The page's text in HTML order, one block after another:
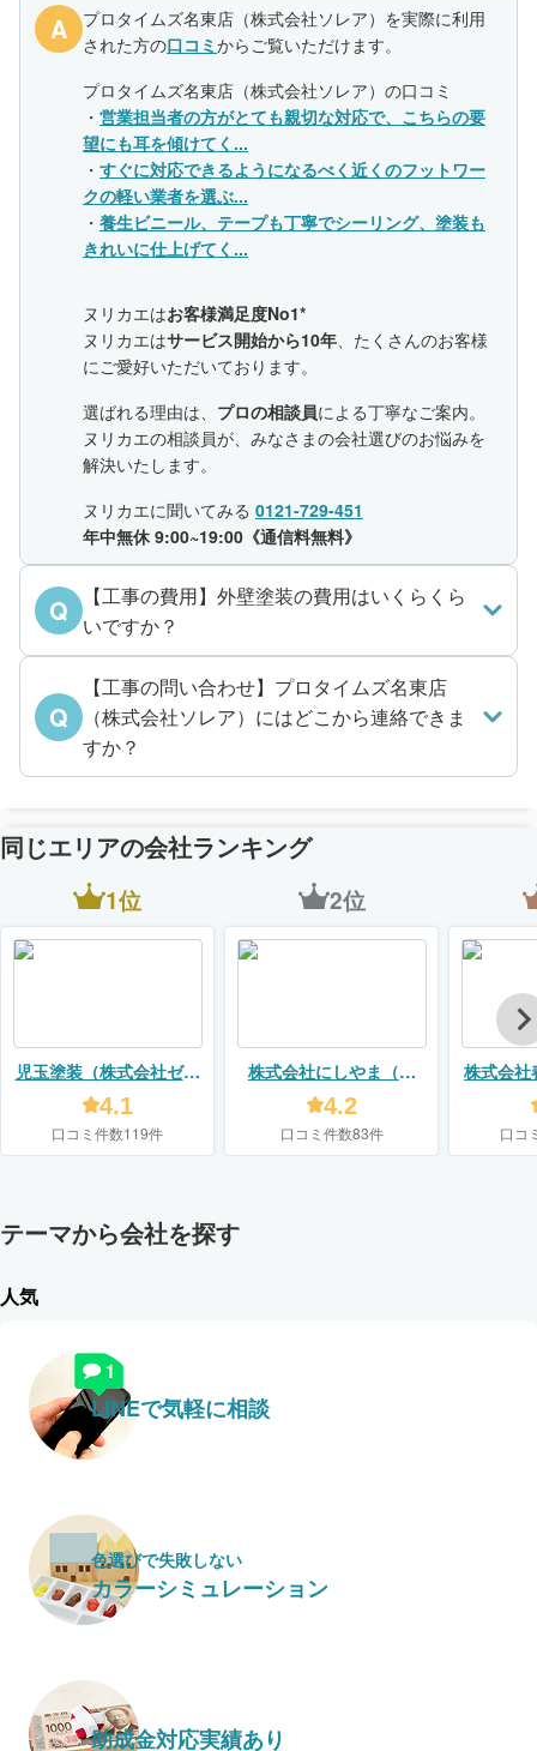
A
プロタイムズ名東店（株式会社ソレア）を実際に利用
された方の口コミからご覧いただけます。
プロタイムズ名東店（株式会社ソレア）の口コミ
・ 営業担当者の方がとても親切な対応で、こちらの要
望にも耳を傾けてく...
・ すぐに対応できるようになるべく近くのフットワー
クの軽い業者を選ぶ...
・ 養生ビニール、テープも丁寧でシーリング、塗装も
きれいに仕上げてく...
ヌリカエはお客様満足度No1*
ヌリカエはサービス開始から10年、たくさんのお客様
にご愛好いただいております。
選ばれる理由は、 プロの相談員による丁寧なご案内。
ヌリカエの相談員が、みなさまの会社選びのお悩みを
解決いたします。
ヌリカエに聞いてみる 0121-729-451
年中無休 9:00~19:00《通信料無料》
Q
【工事の費用】外壁塗装の費用はいくらくら
いですか？
Q
【工事の問い合わせ】プロタイムズ名東店
（株式会社ソレア）にはどこから連絡できま
すか？
同じエリアの会社ランキング
1位
児玉塗装（株式会社ゼロ
プラス）
4.1
口コミ件数119件
2位
株式会社にしやま（リ
フォームスタジオ ニシヤ
マ）
4.2
口コミ件数83件
株式会社
口コ
テーマから会社を探す
人気
LINEで気軽に相談
色選びで失敗しない
カラーシミュレーション
助成金対応実績あり